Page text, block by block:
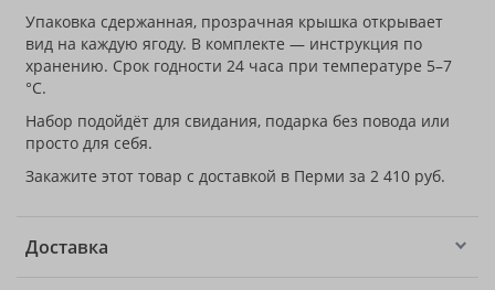
Упаковка сдержанная, прозрачная крышка открывает
вид на каждую ягоду. В комплекте — инструкция по
хранению. Срок годности 24 часа при температуре 5–7
°C.
Набор подойдёт для свидания, подарка без повода или
просто для себя.
Закажите этот товар с доставкой в Перми за 2 410 руб.
Доставка